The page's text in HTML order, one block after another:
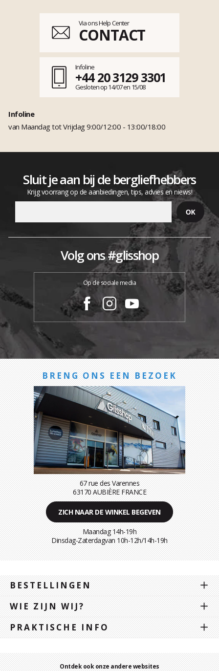
Via ons Help Center
CONTACT
Infoline
+44 20 3129 3301
Gesloten op 14/07 en 15/08
Infoline
van Maandag tot Vrijdag 9:00/12:00 - 13:00/18:00
Sluit je aan bij de bergliefhebbers
Krijg voorrang op de aanbiedingen, tips, advies en niews!
Volg ons #glisshop
Op de sociale media
BRENG ONS EEN BEZOEK
67 rue des Varennes
63170 AUBIÈRE FRANCE
ZICH NAAR DE WINKEL BEGEVEN
Maandag 14h-19h
Dinsdag-Zaterdagvan 10h-12h/14h-19h
BESTELLINGEN
WIE ZIJN WIJ?
PRAKTISCHE INFO
Ontdek ook onze andere websites